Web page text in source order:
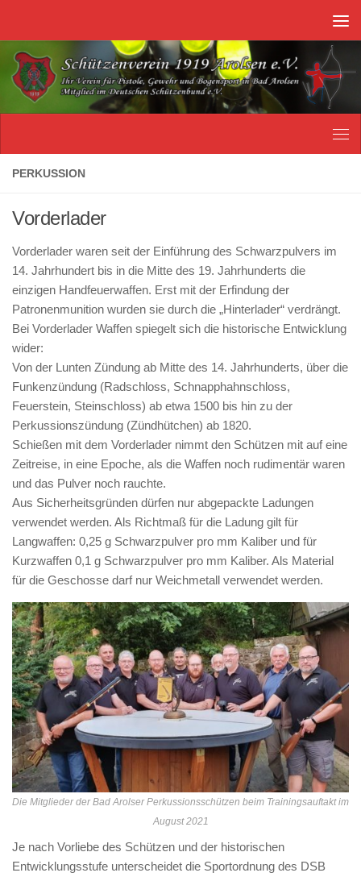
PERKUSSION
Vorderlader
Vorderlader waren seit der Einführung des Schwarzpulvers im
14. Jahrhundert bis in die Mitte des 19. Jahrhunderts die
einzigen Handfeuerwaffen. Erst mit der Erfindung der
Patronenmunition wurden sie durch die „Hinterlader“ verdrängt.
Bei Vorderlader Waffen spiegelt sich die historische Entwicklung
wider:
Von der Lunten Zündung ab Mitte des 14. Jahrhunderts, über die
Funkenzündung (Radschloss, Schnapphahnschloss,
Feuerstein, Steinschloss) ab etwa 1500 bis hin zu der
Perkussionszündung (Zündhütchen) ab 1820.
Schießen mit dem Vorderlader nimmt den Schützen mit auf eine
Zeitreise, in eine Epoche, als die Waffen noch rudimentär waren
und das Pulver noch rauchte.
Aus Sicherheitsgründen dürfen nur abgepackte Ladungen
verwendet werden. Als Richtmaß für die Ladung gilt für
Langwaffen: 0,25 g Schwarzpulver pro mm Kaliber und für
Kurzwaffen 0,1 g Schwarzpulver pro mm Kaliber. Als Material
für die Geschosse darf nur Weichmetall verwendet werden.
Die Mitglieder der Bad Arolser Perkussionsschützen beim Trainingsauftakt im
August 2021
Je nach Vorliebe des Schützen und der historischen
Entwicklungsstufe unterscheidet die Sportordnung des DSB